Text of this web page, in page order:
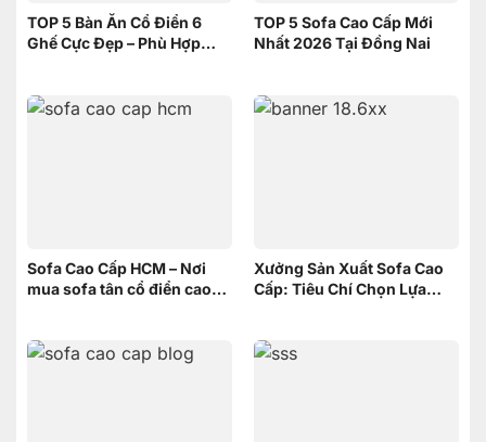
TOP 5 Bàn Ăn Cổ Điển 6
Ghế Cực Đẹp – Phù Hợp
TOP 5 Sofa Cao Cấp Mới
Nhất 2026 Tại Đồng Nai
Sofa Cao Cấp HCM – Nơi
mua sofa tân cổ điển cao
Xưởng Sản Xuất Sofa Cao
Cấp: Tiêu Chí Chọn Lựa